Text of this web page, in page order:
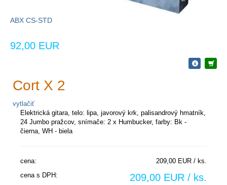
ABX CS-STD
92,00 EUR
Cort X 2
vytlačiť
Elektrická gitara, telo: lipa, javorový krk, palisandrový hmatník,
24 Jumbo pražcov, snímače: 2 x Humbucker, farby: Bk -
čierna, WH - biela
cena:
209,00 EUR / ks.
cena s DPH:
209,00 EUR / ks.